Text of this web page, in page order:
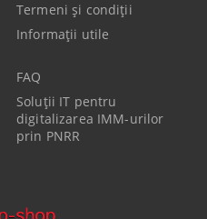
Termeni şi condiţii
Informaţii utile
FAQ
Soluții IT pentru
digitalizarea IMM-urilor
prin PNRR